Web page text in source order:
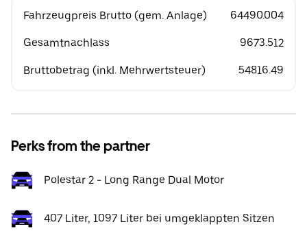
Fahrzeugpreis Brutto (gem. Anlage) 64490.004
Gesamtnachlass 9673.512
Bruttobetrag (inkl. Mehrwertsteuer) 54816.49
Perks from the partner
Polestar 2 - Long Range Dual Motor
407 Liter, 1097 Liter bei umgeklappten Sitzen